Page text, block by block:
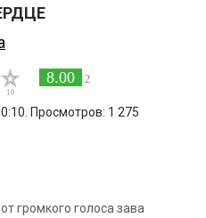
8.00 2
Просмотров: 1 275
громкого голоса зава